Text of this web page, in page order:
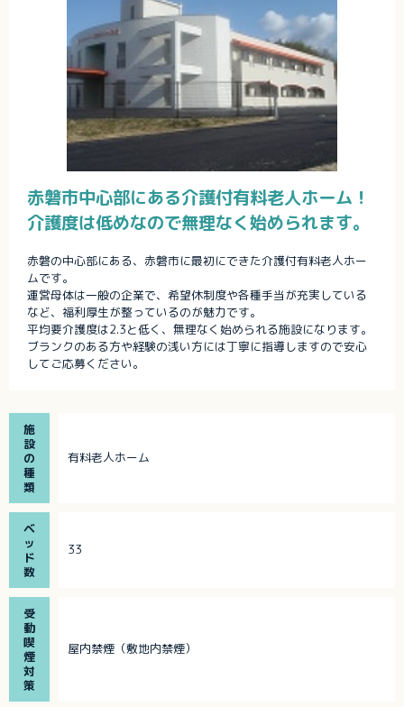
赤磐市中心部にある介護付有料老人ホーム！
介護度は低めなので無理なく始められます。
赤磐の中心部にある、赤磐市に最初にできた介護付有料老人ホー
ムです。
運営母体は一般の企業で、希望休制度や各種手当が充実している
など、福利厚生が整っているのが魅力です。
平均要介護度は2.3と低く、無理なく始められる施設になります。
ブランクのある方や経験の浅い方には丁寧に指導しますので安心
してご応募ください。
施
設
の
種
類
有料老人ホーム
ベ
ッ
ド
数
33
受
動
喫
煙
対
策
屋内禁煙（敷地内禁煙）